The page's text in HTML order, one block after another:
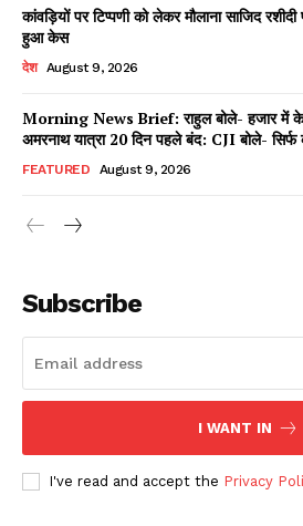
DOWNLOAD
AIN NEWS 1
About Us
Facebook
X WhatsApp
Share
कांवड़ियों पर टिप्पणी को लेकर मौलाना साजिद
हुआ केस
देश August 9, 2026
Morning News Brief: राहुल बोले- हजार में
अमरनाथ यात्रा 20 दिन पहले बंद: CJI बोले- सिर्फ
FEATURED August 9, 2026
Subscribe
I WANT IN
I've read and accept the Privacy